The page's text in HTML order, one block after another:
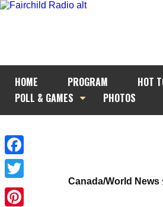
HOME PROGRAM HOT
POLL & GAMES
PHOTOS
Facebook
Twitter
Canada/World News